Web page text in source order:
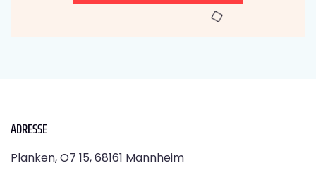
ADRESSE
Planken, O7 15, 68161 Mannheim